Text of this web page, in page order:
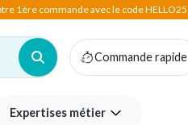
1ère commande avec le code HELLO25
Commande rapide
Expertises métier